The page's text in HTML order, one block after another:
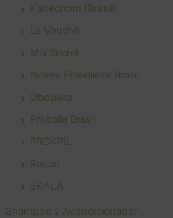
Kanechom (Brasil)
La Vouché
Mia Secret
Novex Embelleze Brasil
Obopekal
Probelle Brasil
PROKPIL
Rocco
SKALA
Shampoo y Acondicionador